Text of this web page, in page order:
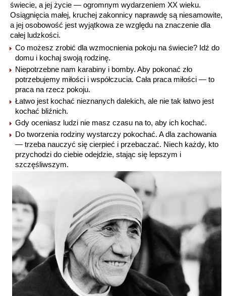
świecie, a jej życie — ogromnym wydarzeniem XX wieku.
Osiągnięcia małej, kruchej zakonnicy naprawdę są niesamowite,
a jej osobowość jest wyjątkowa ze względu na znaczenie dla
całej ludzkości.
Co możesz zrobić dla wzmocnienia pokoju na świecie? Idź do
domu i kochaj swoją rodzinę.
Niepotrzebne nam karabiny i bomby. Aby pokonać zło
potrzebujemy miłości i współczucia. Cała praca miłości — to
praca na rzecz pokoju.
Łatwo jest kochać nieznanych dalekich, ale nie tak łatwo jest
kochać bliźnich.
Gdy oceniasz ludzi nie masz czasu na to, aby ich kochać.
Do tworzenia rodziny wystarczy pokochać. A dla zachowania
— trzeba nauczyć się cierpieć i przebaczać. Niech każdy, kto
przychodzi do ciebie odejdzie, stając się lepszym i
szczęśliwszym.